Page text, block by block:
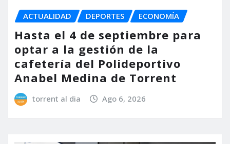
ACTUALIDAD DEPORTES ECONOMÍA
Hasta el 4 de septiembre para
optar a la gestión de la
cafetería del Polideportivo
Anabel Medina de Torrent
torrent al dia Ago 6, 2026